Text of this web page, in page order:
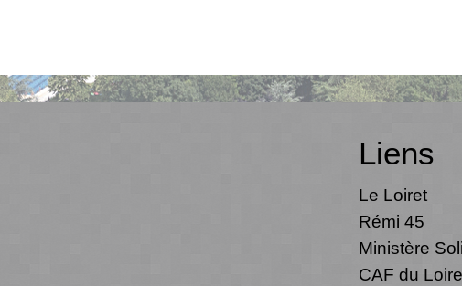
Liens
Le Loiret
Rémi 45
Ministère
CAF du